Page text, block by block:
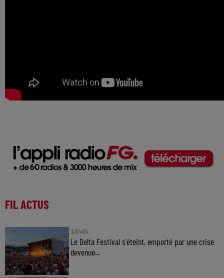
FIL ACTUS
14h45
Le Delta Festival s'éteint, emporté par une crise
devenue...